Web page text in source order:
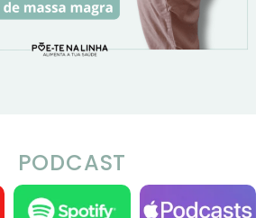
PODCAST